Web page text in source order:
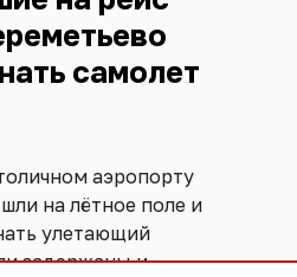
самолет
аэропорту
на лётное поле и
улетающий
задержаны и